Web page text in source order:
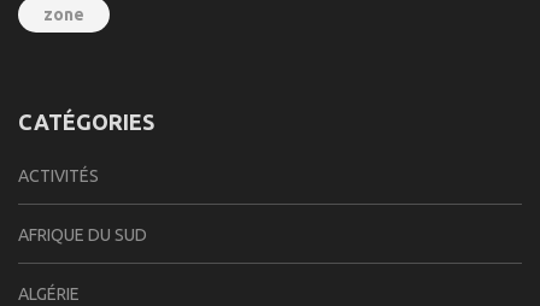
zone
CATÉGORIES
ACTIVITÉS
AFRIQUE DU SUD
ALGÉRIE